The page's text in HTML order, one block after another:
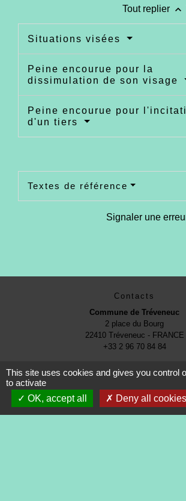
Tout replier keyboard_arrow_up
Situations visées
Peine encourue pour la
dissimulation de son visage
Peine encourue pour
d'un tiers
Textes de référence
Signaler une
Contacts
Commune de Tréveneuc
2 place du Bourg
22410 Tréveneuc - FRANCE
+33 2 96 70 84 84
This site uses cookies and gives you control
to activate
OK, accept all
Deny all cookies